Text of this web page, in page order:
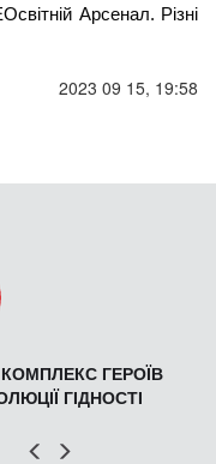
Арсенал. Різні
2023 09 15, 19:58
ГЕРОЇВ
ГІДНОСТІ
Попер